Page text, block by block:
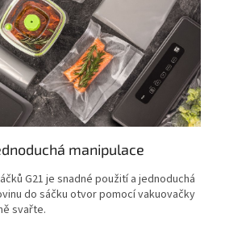
manipulace
G21 je snadné použití a jednoduchá
do sáčku otvor pomocí vakuovačky
svařte.